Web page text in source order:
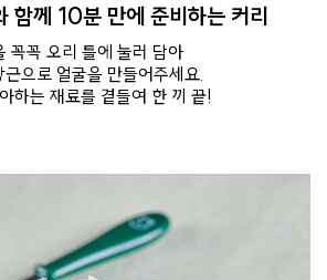
함께 10분 만에 준비하는 커리
꼭꼭 오리 틀에 눌러 담아
근으로 얼굴을 만들어주세요.
하는 재료를 곁들여 한 끼 끝!